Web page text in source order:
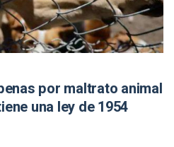
por maltrato animal
una ley de 1954